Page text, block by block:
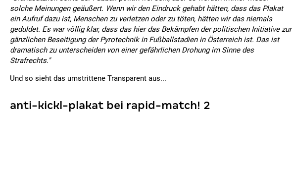
solche Meinungen geäußert. Wenn wir den Eindruck gehabt hätten, dass das Plakat
ein Aufruf dazu ist, Menschen zu verletzen oder zu töten, hätten wir das niemals
geduldet. Es war völlig klar, dass das hier das Bekämpfen der politischen Initiative zur
gänzlichen Beseitigung der Pyrotechnik in Fußballstadien in Österreich ist. Das ist
dramatisch zu unterscheiden von einer gefährlichen Drohung im Sinne des
Strafrechts."
Und so sieht das umstrittene Transparent aus...
anti-kickl-plakat bei rapid-match! 2